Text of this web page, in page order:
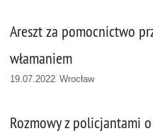
Areszt za pomocnictwo
włamaniem
19.07.2022 Wrocław
Rozmowy z policjantami